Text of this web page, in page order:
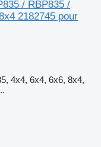
/ RBP835 /
2182745 pour
4x4, 6x4, 6x6, 8x4,